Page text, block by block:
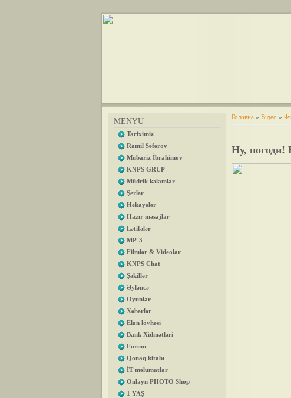
MENYU
Tariximiz
Ramil Səfərov
Mübariz İbrahimov
KNPS GRUP
Müdrik kəlamlar
Şerlər
Hekayələr
Hazır məsajlar
Lətifələr
MP-3
Filmlər & Videolar
KNPS Chat
Şəkillər
Əyləncə
Oyunlar
Xəbərlər
Elan lövhəsi
Bank Xidmətləri
Forum
Qonaq kitabı
İT məlumatlar
Onlayn PHOTO Shop
1 YAŞ
Головна » Відео »
Ну, погоди!